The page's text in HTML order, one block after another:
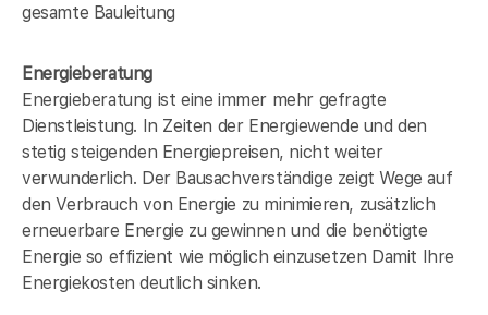
gesamte Bauleitung
Energieberatung
Energieberatung ist eine immer mehr gefragte
Dienstleistung. In Zeiten der Energiewende und den
stetig steigenden Energiepreisen, nicht weiter
verwunderlich. Der Bausachverständige zeigt Wege auf
den Verbrauch von Energie zu minimieren, zusätzlich
erneuerbare Energie zu gewinnen und die benötigte
Energie so effizient wie möglich einzusetzen Damit Ihre
Energiekosten deutlich sinken.